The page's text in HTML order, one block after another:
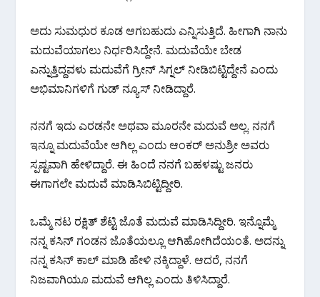
ಅದು ಸುಮಧುರ ಕೂಡ ಆಗಬಹುದು ಎನ್ನಿಸುತ್ತಿದೆ. ಹೀಗಾಗಿ ನಾನು
ಮದುವೆಯಾಗಲು ನಿರ್ಧರಿಸಿದ್ದೇನೆ. ಮದುವೆಯೇ ಬೇಡ
ಎನ್ನುತ್ತಿದ್ದವಳು ಮದುವೆಗೆ ಗ್ರೀನ್ ಸಿಗ್ನಲ್ ನೀಡಿಬಿಟ್ಟಿದ್ದೇನೆ ಎಂದು
ಅಭಿಮಾನಿಗಳಿಗೆ ಗುಡ್‌ ನ್ಯೂಸ್‌ ನೀಡಿದ್ದಾರೆ.
ನನಗೆ ಇದು ಎರಡನೇ ಅಥವಾ ಮೂರನೇ ಮದುವೆ ಅಲ್ಲ. ನನಗೆ
ಇನ್ನೂ ಮದುವೆಯೇ ಆಗಿಲ್ಲ ಎಂದು ಆಂಕರ್‌ ಅನುಶ್ರೀ ಅವರು
ಸ್ಪಷ್ಟವಾಗಿ ಹೇಳಿದ್ದಾರೆ. ಈ ಹಿಂದೆ ನನಗೆ ಬಹಳಷ್ಟು ಜನರು
ಈಗಾಗಲೇ ಮದುವೆ ಮಾಡಿಸಿಬಿಟ್ಟಿದ್ದೀರಿ.
ಒಮ್ಮೆ ನಟ ರಕ್ಷಿತ್ ಶೆಟ್ಟಿ ಜೊತೆ ಮದುವೆ ಮಾಡಿಸಿದ್ದೀರಿ. ಇನ್ನೊಮ್ಮೆ
ನನ್ನ ಕಸಿನ್ ಗಂಡನ ಜೊತೆಯಲ್ಲೂ ಆಗಿಹೋಗಿದೆಯಂತೆ. ಅದನ್ನು
ನನ್ನ ಕಸಿನ್ ಕಾಲ್ ಮಾಡಿ ಹೇಳಿ ನಕ್ಕಿದ್ದಾಳೆ. ಆದರೆ, ನನಗೆ
ನಿಜವಾಗಿಯೂ ಮದುವೆ ಆಗಿಲ್ಲ ಎಂದು ತಿಳಿಸಿದ್ದಾರೆ.